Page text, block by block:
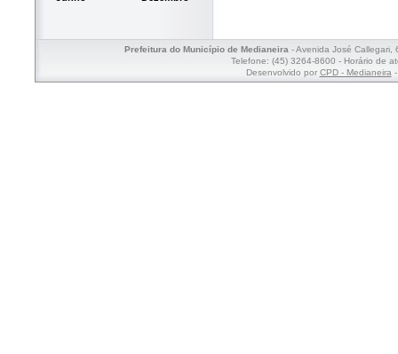
Prefeitura do Município de Medianeira- Avenida José Callegari,
Telefone: (45) 3264-8600 - Horário de
Desenvolvido por CPD - Medianeira-